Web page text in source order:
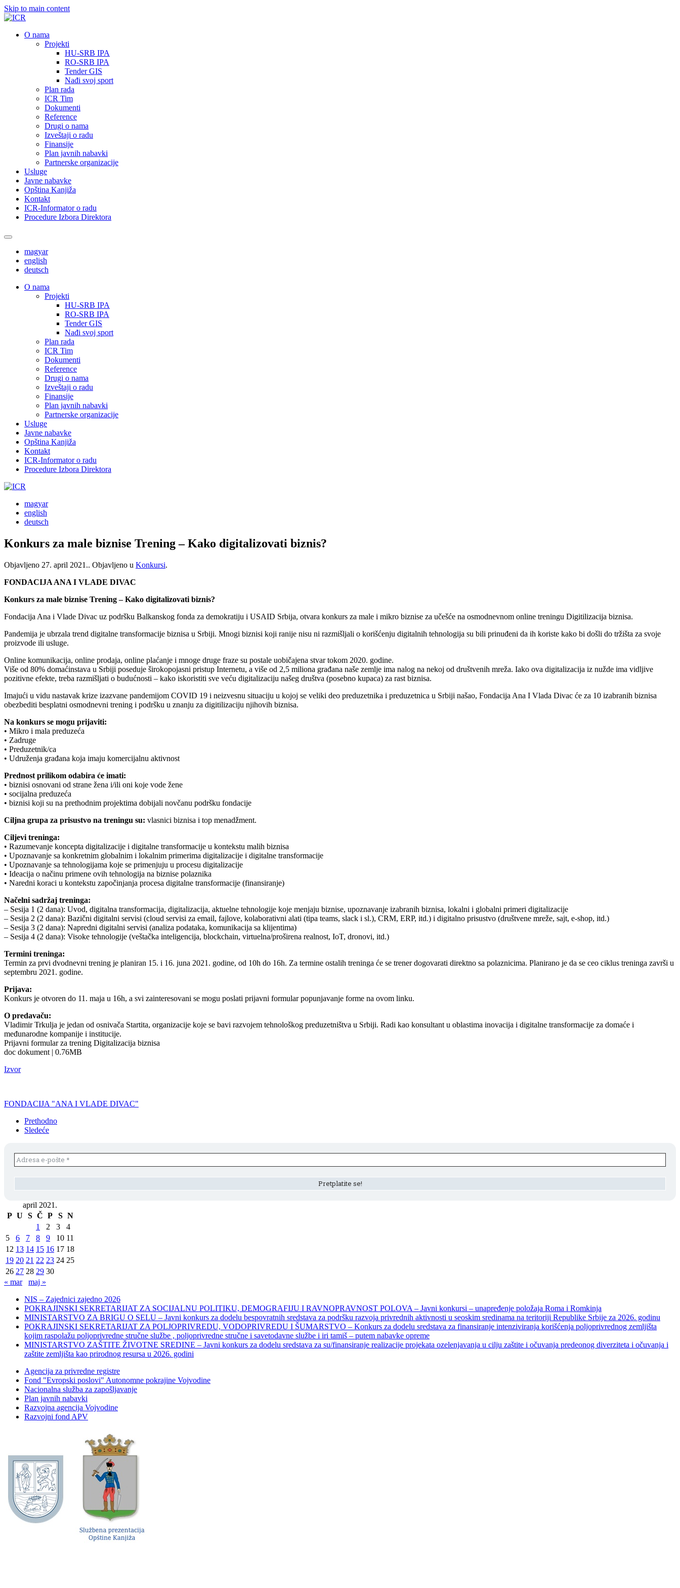
Skip to main content
О nama
Projekti
HU-SRB IPA
RO-SRB IPA
Tender GIS
Nađi svoj sport
Plan rada
ICR Tim
Dokumenti
Reference
Drugi o nama
Izveštaji o radu
Finansije
Plan javnih nabavki
Partnerske organizacije
Usluge
Javne nabavke
Opština Kanjiža
Kontakt
ICR-Informator o radu
Procedure Izbora Direktora
magyar
english
deutsch
О nama
Projekti
HU-SRB IPA
RO-SRB IPA
Tender GIS
Nađi svoj sport
Plan rada
ICR Tim
Dokumenti
Reference
Drugi o nama
Izveštaji o radu
Finansije
Plan javnih nabavki
Partnerske organizacije
Usluge
Javne nabavke
Opština Kanjiža
Kontakt
ICR-Informator o radu
Procedure Izbora Direktora
magyar
english
deutsch
Konkurs za male biznise Trening – Kako digitalizovati biznis?
Objavljeno 27. april 2021.. Objavljeno u Konkursi.
FONDACIJA ANA I VLADE DIVAC
Konkurs za male biznise Trening – Kako digitalizovati biznis?
Fondacija Ana i Vlade Divac uz podršku Balkanskog fonda za demokratiju i USAID Srbija, otvara konkurs za male i mikro biznise za učešće na osmodnevnom online treningu Digitilizacija biznisa.
Pandemija je ubrzala trend digitalne transformacije biznisa u Srbiji. Mnogi biznisi koji ranije nisu ni razmišljali o korišćenju digitalnih tehnologija su bili prinuđeni da ih koriste kako bi došli do tržišta za svoje
proizvode ili usluge.
Online komunikacija, online prodaja, online plaćanje i mnoge druge fraze su postale uobičajena stvar tokom 2020. godine.
Više od 80% domaćinstava u Srbiji poseduje širokopojasni pristup Internetu, a više od 2,5 miliona građana naše zemlje ima nalog na nekoj od društvenih mreža. Iako ova digitalizacija iz nužde ima vidljive
pozitivne efekte, treba razmišljati o budućnosti – kako iskoristiti sve veću digitalizaciju našeg društva (posebno kupaca) za rast biznisa.
Imajući u vidu nastavak krize izazvane pandemijom COVID 19 i neizvesnu situaciju u kojoj se veliki deo preduzetnika i preduzetnica u Srbiji našao, Fondacija Ana I Vlada Divac će za 10 izabranih biznisa
obezbediti besplatni osmodnevni trening i podršku u znanju za digitilizaciju njihovih biznisa.
Na konkurs se mogu prijaviti:
• Mikro i mala preduzeća
• Zadruge
• Preduzetnik/ca
• Udruženja građana koja imaju komercijalnu aktivnost
Prednost prilikom odabira će imati:
• biznisi osnovani od strane žena i/ili oni koje vode žene
• socijalna preduzeća
• biznisi koji su na prethodnim projektima dobijali novčanu podršku fondacije
Ciljna grupa za prisustvo na treningu su: vlasnici biznisa i top menadžment.
Ciljevi treninga:
• Razumevanje koncepta digitalizacije i digitalne transformacije u kontekstu malih biznisa
• Upoznavanje sa konkretnim globalnim i lokalnim primerima digitalizacije i digitalne transformacije
• Upoznavanje sa tehnologijama koje se primenjuju u procesu digitalizacije
• Ideacija o načinu primene ovih tehnologija na biznise polaznika
• Naredni koraci u kontekstu započinjanja procesa digitalne transformacije (finansiranje)
Načelni sadržaj treninga:
– Sesija 1 (2 dana): Uvod, digitalna transformacija, digitalizacija, aktuelne tehnologije koje menjaju biznise, upoznavanje izabranih biznisa, lokalni i globalni primeri digitalizacije
– Sesija 2 (2 dana): Bazični digitalni servisi (cloud servisi za email, fajlove, kolaborativni alati (tipa teams, slack i sl.), CRM, ERP, itd.) i digitalno prisustvo (društvene mreže, sajt, e-shop, itd.)
– Sesija 3 (2 dana): Napredni digitalni servisi (analiza podataka, komunikacija sa klijentima)
– Sesija 4 (2 dana): Visoke tehnologije (veštačka inteligencija, blockchain, virtuelna/proširena realnost, IoT, dronovi, itd.)
Termini treninga:
Termin za prvi dvodnevni trening je planiran 15. i 16. juna 2021. godine, od 10h do 16h. Za termine ostalih treninga će se trener dogovarati direktno sa polaznicima. Planirano je da se ceo ciklus treninga završi u
septembru 2021. godine.
Prijava:
Konkurs je otvoren do 11. maja u 16h, a svi zainteresovani se mogu poslati prijavni formular popunjavanje forme na ovom linku.
O predavaču:
Vladimir Trkulja je jedan od osnivača Startita, organizacije koje se bavi razvojem tehnološkog preduzetništva u Srbiji. Radi kao konsultant u oblastima inovacija i digitalne transformacije za domaće i
međunarodne kompanije i institucije.
Prijavni formular za trening Digitalizacija biznisa
doc dokument | 0.76MB
Izvor
FONDACIJA "ANA I VLADE DIVAC"
Prethodno
Sledeće
april 2021.
P U S Č P S N
1
2 3
4
5
6 7 8 9 10 11
12 13 14 15 16 17 18
19 20 21 22 23 24 25
26 27 28 29 30
« mar
maj »
NIS – Zajednici zajedno 2026
POKRAJINSKI SEKRETARIJAT ZA SOCIJALNU POLITIKU, DEMOGRAFIJU I RAVNOPRAVNOST POLOVA – Javni konkursi – unapređenje položaja Roma i Romkinja
MINISTARSTVO ZA BRIGU O SELU – Javni konkurs za dodelu bespovratnih sredstava za podršku razvoja privrednih aktivnosti u seoskim sredinama na teritoriji Republike Srbije za 2026. godinu
POKRAJINSKI SEKRETARIJAT ZA POLJOPRIVREDU, VODOPRIVREDU I ŠUMARSTVO – Konkurs za dodelu sredstava za finansiranje intenziviranja korišćenja poljoprivrednog zemljišta
kojim raspolažu poljoprivredne stručne službe , poljoprivredne stručne i savetodavne službe i iri tamiš ‒ putem nabavke opreme
MINISTARSTVO ZAŠTITE ŽIVOTNE SREDINE – Javni konkurs za dodelu sredstava za su/finansiranje realizacije projekata ozelenjavanja u cilju zaštite i očuvanja predeonog diverziteta i očuvanja i
zaštite zemljišta kao prirodnog resursa u 2026. godini
Agencija za privredne registre
Fond "Evropski poslovi" Autonomne pokrajine Vojvodine
Nacionalna služba za zapošljavanje
Plan javnih nabavki
Razvojna agencija Vojvodine
Razvojni fond APV